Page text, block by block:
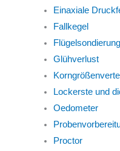
Einaxiale
Fallkegel
Flügelsondierung
Glühverlust
Lockerste und
Oedometer
Proctor